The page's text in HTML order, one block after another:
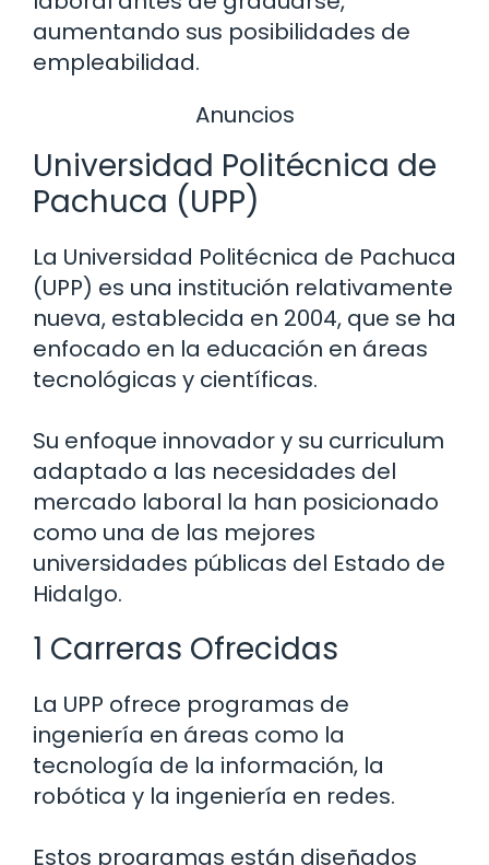
aumentando sus posibilidades de
empleabilidad.
Anuncios
Universidad Politécnica de
Pachuca (UPP)
La Universidad Politécnica de Pachuca
(UPP) es una institución relativamente
nueva, establecida en 2004, que se ha
enfocado en la educación en áreas
tecnológicas y científicas.
Su enfoque innovador y su curriculum
adaptado a las necesidades del
mercado laboral la han posicionado
como una de las mejores
universidades públicas del Estado de
Hidalgo.
1 Carreras Ofrecidas
La UPP ofrece programas de
ingeniería en áreas como la
tecnología de la información, la
robótica y la ingeniería en redes.
Estos programas están diseñados